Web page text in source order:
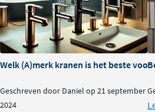
Welk (A)merk kranen is het beste voor
Geschreven door Daniel op 21 september
2024